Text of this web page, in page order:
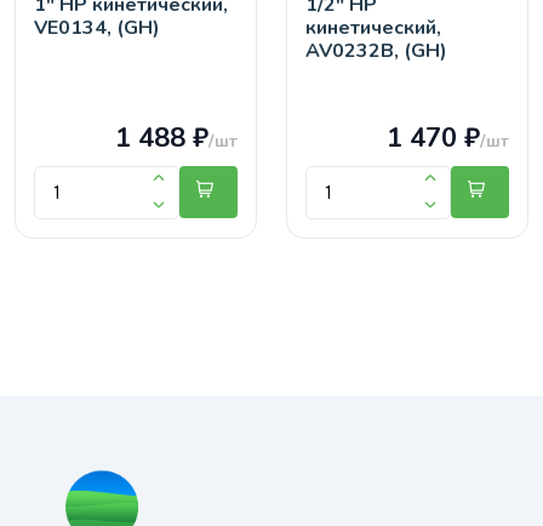
VE0134, (GH)
1 488 ₽/шт
кинетический,
AV0232B, (GH)
1 470 ₽/шт